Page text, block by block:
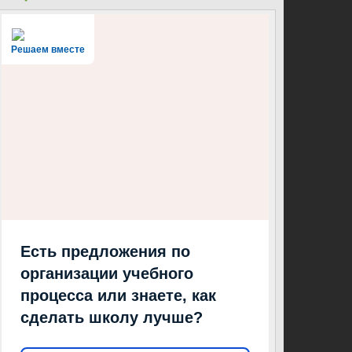
Решаем вместе
Есть предложения по
организации учебного
процесса или знаете, как
сделать школу лучше?